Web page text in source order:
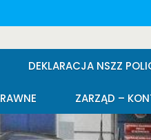
DEKLARACJA NSZZ
ZARZĄD –